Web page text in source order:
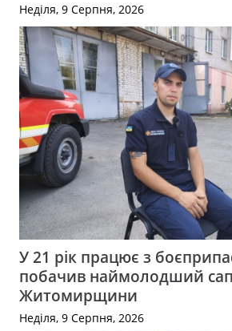
Неділя, 9 Серпня, 2026
У 21 рік працює з
побачив наймолодший
Житомирщини
Неділя, 9 Серпня, 2026